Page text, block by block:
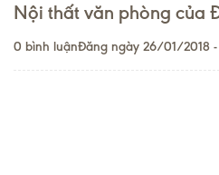
Nội thất văn phòng của
Đăng ngày 26/01/2018 -
0 bình luận